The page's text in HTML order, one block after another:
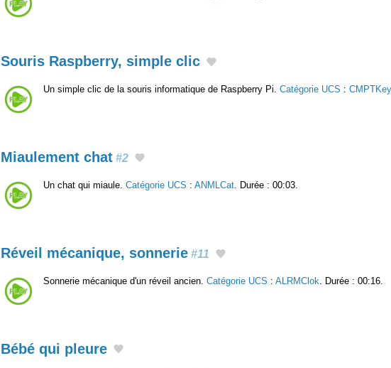
Souris Raspberry, simple clic
Un simple clic de la souris informatique de Raspberry Pi. Catégorie UCS : CMPTKey
Miaulement chat #2
Un chat qui miaule. Catégorie UCS : ANMLCat . Durée : 00:03.
Réveil mécanique, sonnerie #11
Sonnerie mécanique d'un réveil ancien. Catégorie UCS : ALRMClok . Durée : 00:16.
Bébé qui pleure